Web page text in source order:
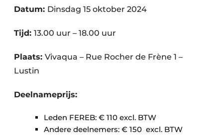
Datum: Dinsdag 15 oktober 2024
Tijd: 13.00 uur – 18.00 uur
Plaats: Vivaqua – Rue Rocher de Frène 1 –
Lustin
Deelnameprijs:
Leden FEREB: € 110 excl. BTW
Andere deelnemers: € 150 excl. BTW